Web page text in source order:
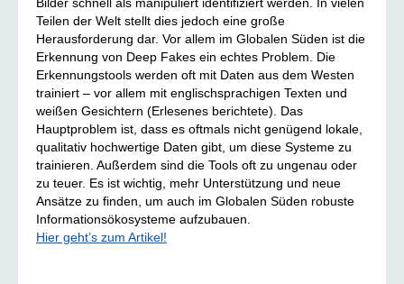
Teilen der Welt stellt dies jedoch eine große
Herausforderung dar. Vor allem im Globalen Süden ist die
Erkennung von Deep Fakes ein echtes Problem. Die
Erkennungstools werden oft mit Daten aus dem Westen
trainiert – vor allem mit englischsprachigen Texten und
weißen Gesichtern (Erlesenes berichtete). Das
Hauptproblem ist, dass es oftmals nicht genügend lokale,
qualitativ hochwertige Daten gibt, um diese Systeme zu
trainieren. Außerdem sind die Tools oft zu ungenau oder
zu teuer. Es ist wichtig, mehr Unterstützung und neue
Ansätze zu finden, um auch im Globalen Süden robuste
Informationsökosysteme aufzubauen.
Hier geht’s zum Artikel!